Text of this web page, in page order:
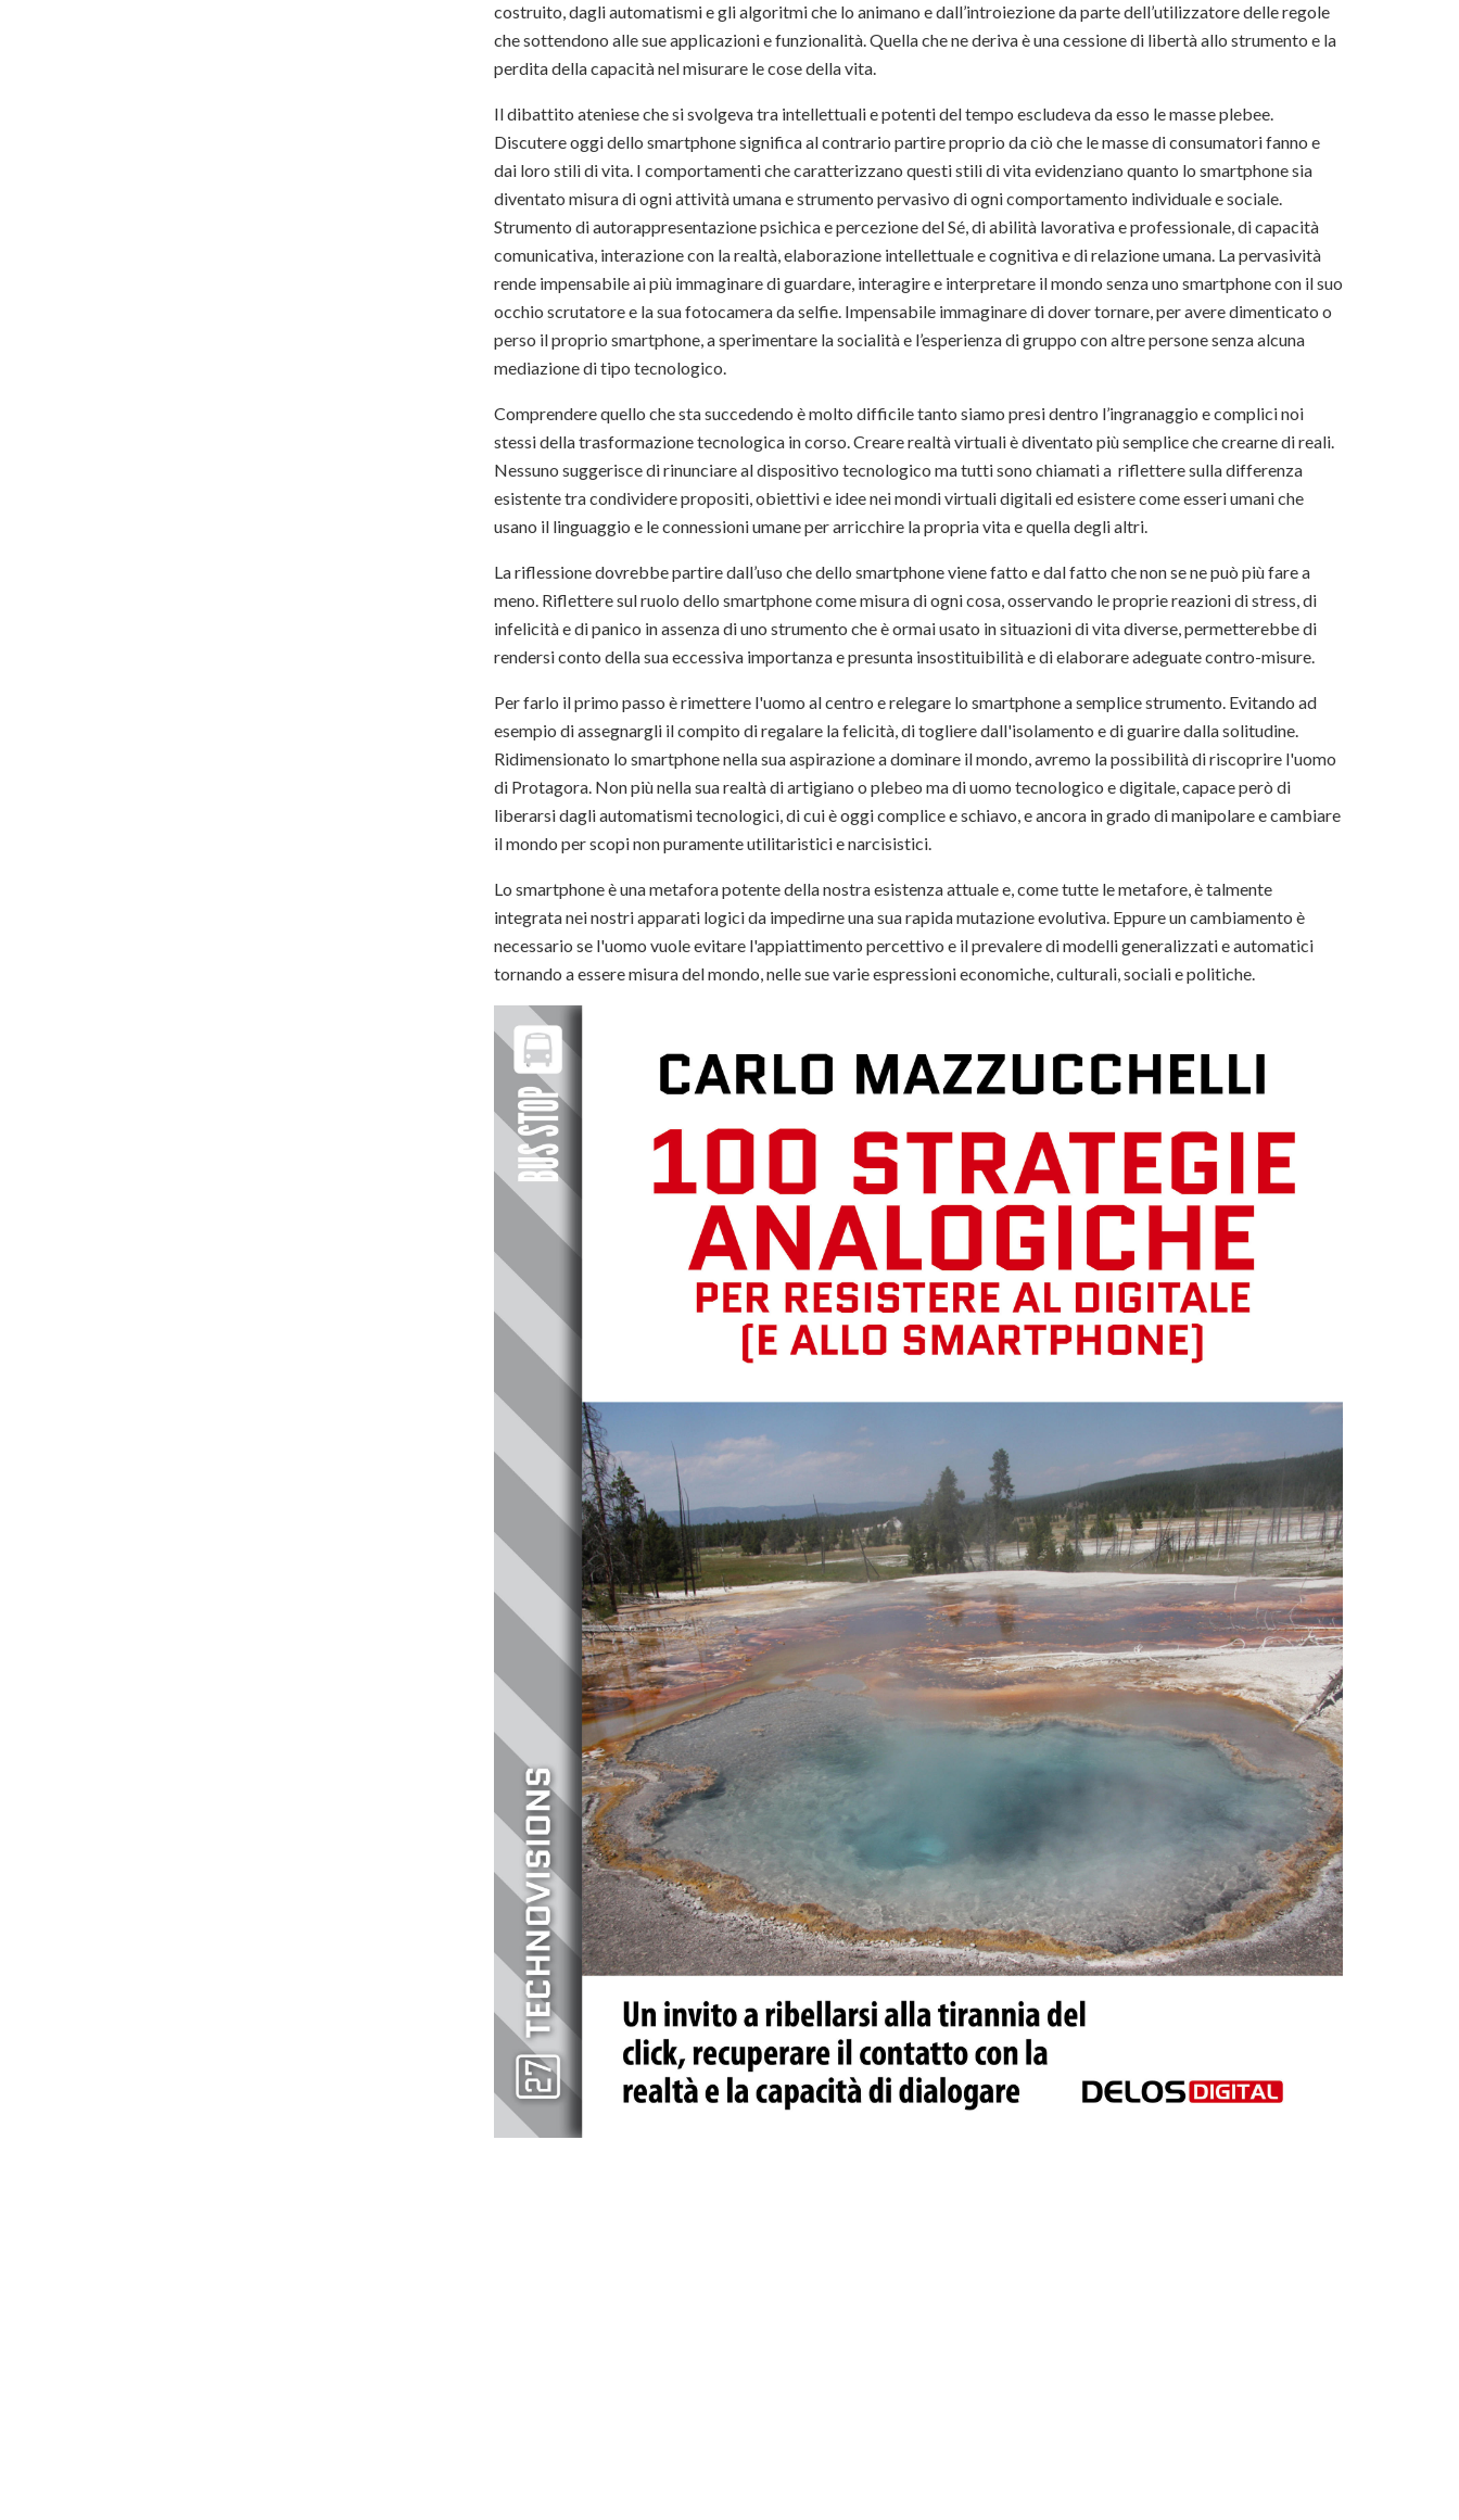
costruito, dagli automatismi e gli algoritmi che lo animano e dall’introiezione da parte dell’utilizzatore delle regole
che sottendono alle sue applicazioni e funzionalità. Quella che ne deriva è una cessione di libertà allo strumento e la
perdita della capacità nel misurare le cose della vita.
Il dibattito ateniese che si svolgeva tra intellettuali e potenti del tempo escludeva da esso le masse plebee.
Discutere oggi dello smartphone significa al contrario partire proprio da ciò che le masse di consumatori fanno e
dai loro stili di vita. I comportamenti che caratterizzano questi stili di vita evidenziano quanto lo smartphone sia
diventato misura di ogni attività umana e strumento pervasivo di ogni comportamento individuale e sociale.
Strumento di autorappresentazione psichica e percezione del Sé, di abilità lavorativa e professionale, di capacità
comunicativa, interazione con la realtà, elaborazione intellettuale e cognitiva e di relazione umana. La pervasività
rende impensabile ai più immaginare di guardare, interagire e interpretare il mondo senza uno smartphone con il suo
occhio scrutatore e la sua fotocamera da selfie. Impensabile immaginare di dover tornare, per avere dimenticato o
perso il proprio smartphone, a sperimentare la socialità e l’esperienza di gruppo con altre persone senza alcuna
mediazione di tipo tecnologico.
Comprendere quello che sta succedendo è molto difficile tanto siamo presi dentro l’ingranaggio e complici noi
stessi della trasformazione tecnologica in corso. Creare realtà virtuali è diventato più semplice che crearne di reali.
Nessuno suggerisce di rinunciare al dispositivo tecnologico ma tutti sono chiamati a riflettere sulla differenza
esistente tra condividere propositi, obiettivi e idee nei mondi virtuali digitali ed esistere come esseri umani che
usano il linguaggio e le connessioni umane per arricchire la propria vita e quella degli altri.
La riflessione dovrebbe partire dall’uso che dello smartphone viene fatto e dal fatto che non se ne può più fare a
meno. Riflettere sul ruolo dello smartphone come misura di ogni cosa, osservando le proprie reazioni di stress, di
infelicità e di panico in assenza di uno strumento che è ormai usato in situazioni di vita diverse, permetterebbe di
rendersi conto della sua eccessiva importanza e presunta insostituibilità e di elaborare adeguate contro-misure.
Per farlo il primo passo è rimettere l'uomo al centro e relegare lo smartphone a semplice strumento. Evitando ad
esempio di assegnargli il compito di regalare la felicità, di togliere dall'isolamento e di guarire dalla solitudine.
Ridimensionato lo smartphone nella sua aspirazione a dominare il mondo, avremo la possibilità di riscoprire l'uomo
di Protagora. Non più nella sua realtà di artigiano o plebeo ma di uomo tecnologico e digitale, capace però di
liberarsi dagli automatismi tecnologici, di cui è oggi complice e schiavo, e ancora in grado di manipolare e cambiare
il mondo per scopi non puramente utilitaristici e narcisistici.
Lo smartphone è una metafora potente della nostra esistenza attuale e, come tutte le metafore, è talmente
integrata nei nostri apparati logici da impedirne una sua rapida mutazione evolutiva. Eppure un cambiamento è
necessario se l'uomo vuole evitare l'appiattimento percettivo e il prevalere di modelli generalizzati e automatici
tornando a essere misura del mondo, nelle sue varie espressioni economiche, culturali, sociali e politiche.